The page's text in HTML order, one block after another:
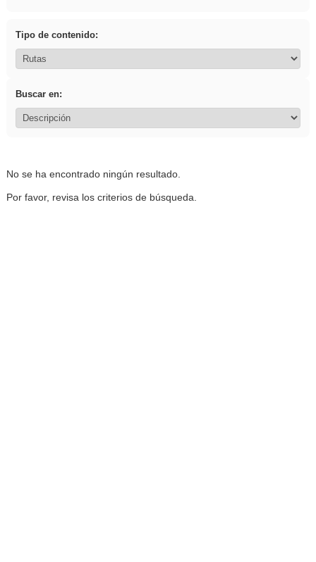
Tipo de contenido:
Buscar en:
No se ha encontrado ningún resultado.
Por favor, revisa los criterios de búsqueda.